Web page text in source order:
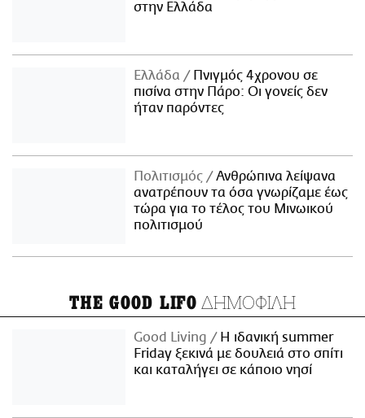
στην Ελλάδα
Ελλάδα
Πνιγμός 4χρονου σε
πισίνα στην Πάρο: Οι γονείς δεν
ήταν παρόντες
Πολιτισμός
Ανθρώπινα λείψανα
ανατρέπουν τα όσα γνωρίζαμε έως
τώρα για το τέλος του Μινωικού
πολιτισμού
THE GOOD LIFO ΔΗΜΟΦΙΛΗ
Good Living
Η ιδανική summer
Friday ξεκινά με δουλειά στο σπίτι
και καταλήγει σε κάποιο νησί